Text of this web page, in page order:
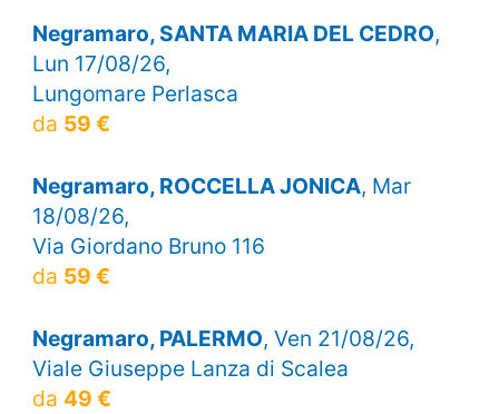
Negramaro, SANTA MARIA DEL CEDRO,
Lun 17/08/26,
Lungomare Perlasca
da 59 €
Negramaro, ROCCELLA JONICA, Mar
18/08/26,
Via Giordano Bruno 116
da 59 €
Negramaro, PALERMO, Ven 21/08/26,
Viale Giuseppe Lanza di Scalea
da 49 €